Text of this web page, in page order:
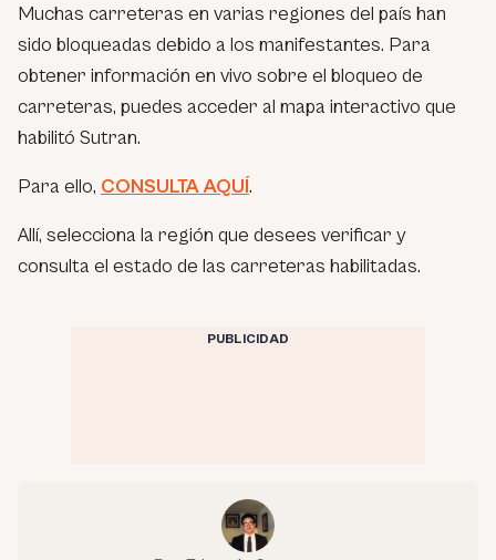
Muchas carreteras en varias regiones del país han
sido bloqueadas debido a los manifestantes. Para
obtener información en vivo sobre el bloqueo de
carreteras, puedes acceder al mapa interactivo que
habilitó Sutran.
Para ello, CONSULTA AQUÍ.
Allí, selecciona la región que desees verificar y
consulta el estado de las carreteras habilitadas.
PUBLICIDAD